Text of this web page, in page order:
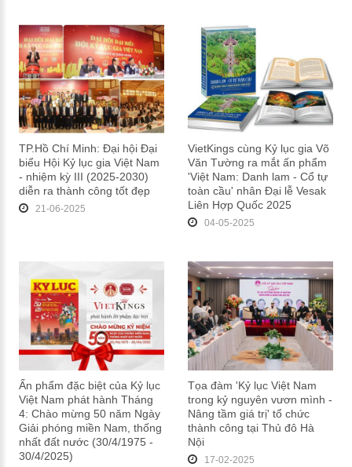
TP.Hồ Chí Minh: Đại hội Đại
biểu Hội Kỷ lục gia Việt Nam
- nhiệm kỳ III (2025-2030)
diễn ra thành công tốt đẹp
21-06-2025
VietKings cùng Kỷ lục gia Võ
Văn Tường ra mắt ấn phẩm
'Việt Nam: Danh lam - Cổ tự
toàn cầu' nhân Đại lễ Vesak
Liên Hợp Quốc 2025
04-05-2025
Ấn phẩm đặc biệt của Kỷ lục
Việt Nam phát hành Tháng
4: Chào mừng 50 năm Ngày
Giải phóng miền Nam, thống
nhất đất nước (30/4/1975 -
30/4/2025)
Tọa đàm 'Kỷ lục Việt Nam
trong kỷ nguyên vươn mình -
Nâng tầm giá trị' tổ chức
thành công tại Thủ đô Hà
Nội
17-02-2025